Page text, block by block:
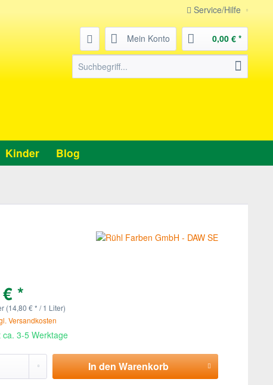
Service/Hilfe
Mein Konto 0,00 € *
Kinder Blog
*
(14,80 € * / 1 Liter)
Versandkosten
ca. 3-5 Werktage
In denWarenkorb